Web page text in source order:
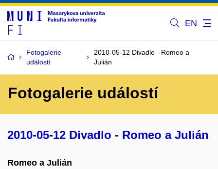
EN
Fotogalerie
událostí
2010-05-12 Divadlo - Romeo a
Julián
Fotogalerie událostí
2010-05-12 Divadlo - Romeo a Julián
Romeo a Julián